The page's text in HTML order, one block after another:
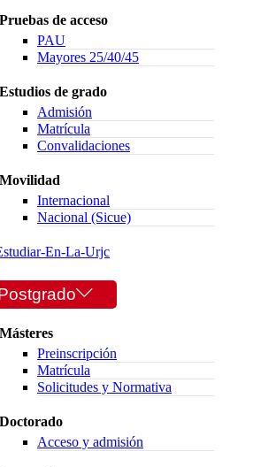
Pruebas de acceso
PAU
Mayores 25/40/45
Estudios de grado
Admisión
Matrícula
Convalidaciones
Movilidad
Internacional
Nacional (Sicue)
En-La-Urjc
Másteres
Preinscripción
Matrícula
Solicitudes y Normativa
Doctorado
Acceso y admisión